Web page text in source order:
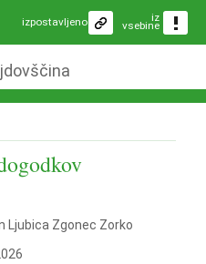
iz
vsebine
izpostavljeno
Ljubica Zgonec Zorko